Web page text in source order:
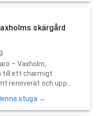
skärgård
– Vaxholm,
till ett charmigt
renoverat och upp...
stuga →